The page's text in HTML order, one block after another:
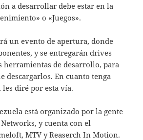
a desarrollar debe estar en la
o «Juegos».
un evento de apertura, donde
y se entregarán drives
herramientas de desarrollo, para
descargarlos. En cuanto tenga
diré por esta vía.
está organizado por la gente
y cuenta con el
MTV y Reaserch In Motion.